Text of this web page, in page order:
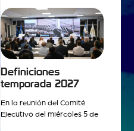
Definiciones
temporada 2027
En la reunión del Comité
Ejecutivo del miércoles 5 de